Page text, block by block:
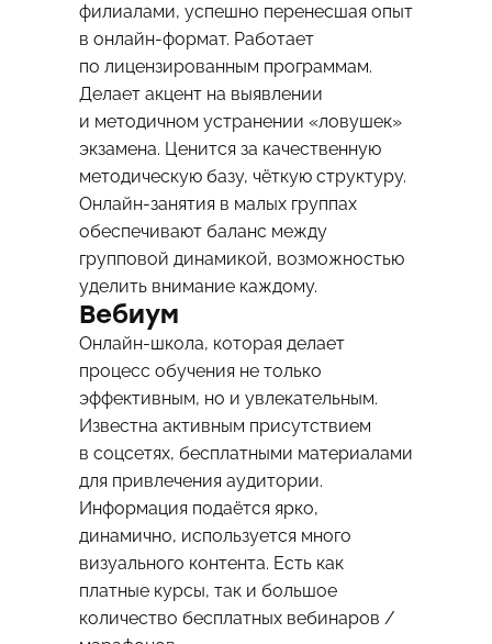
филиалами, успешно перенесшая опыт
в онлайн-формат. Работает
по лицензированным программам.
Делает акцент на выявлении
и методичном устранении «ловушек»
экзамена. Ценится за качественную
методическую базу, чёткую структуру.
Онлайн-занятия в малых группах
обеспечивают баланс между
групповой динамикой, возможностью
уделить внимание каждому.
Вебиум
Онлайн-школа, которая делает
процесс обучения не только
эффективным, но и увлекательным.
Известна активным присутствием
в соцсетях, бесплатными материалами
для привлечения аудитории.
Информация подаётся ярко,
динамично, используется много
визуального контента. Есть как
платные курсы, так и большое
количество бесплатных вебинаров /